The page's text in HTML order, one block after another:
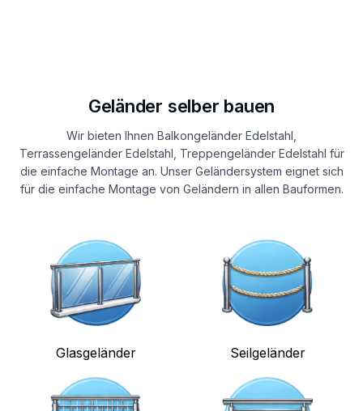
Geländer selber bauen
Wir bieten Ihnen Balkongeländer Edelstahl,
Terrassengeländer Edelstahl, Treppengeländer Edelstahl für
die einfache Montage an. Unser Geländersystem eignet sich
für die einfache Montage von Geländern in allen Bauformen.
Glasgeländer Seilgeländer